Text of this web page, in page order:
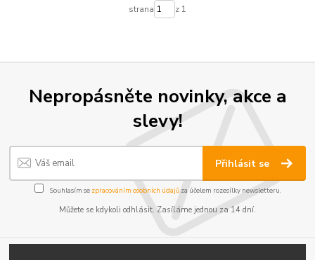
strana z 1
Nepropásněte novinky, akce a
slevy!
Přihlásit se
Souhlasím se zpracováním osobních údajůza účelem rozesílky newsletteru.
Můžete se kdykoli odhlásit. Zasíláme jednou za 14 dní.